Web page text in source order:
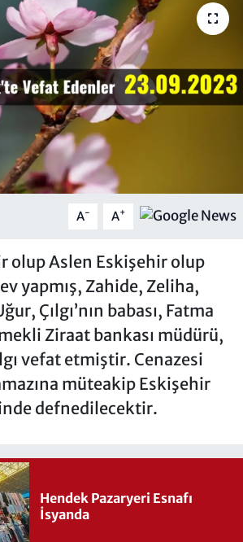
A- A+
olup Aslen Eskişehir olup
yapmış, Zahide, Zeliha,
Çılgı’nın babası, Fatma
Ziraat bankası müdürü,
vefat etmiştir. Cenazesi
müteakip Eskişehir
defnedilecektir.
Hendek Pazaryeri Esnafı
İsyanda